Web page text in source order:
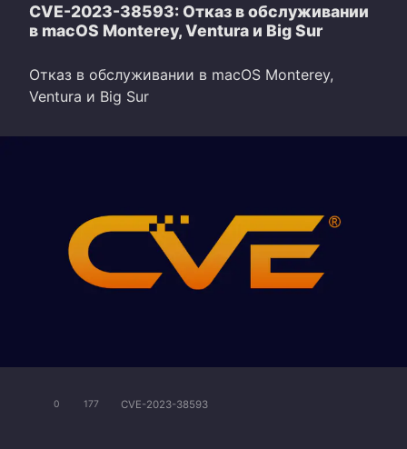
CVE-2023-38593: Отказ в обслуживании
в macOS Monterey, Ventura и Big Sur
Отказ в обслуживании в macOS Monterey,
Ventura и Big Sur
0 177 CVE-2023-38593